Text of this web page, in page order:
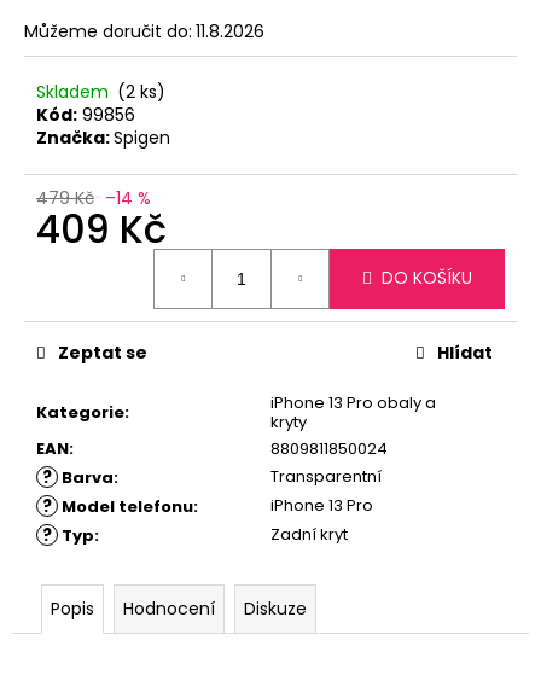
Můžeme doručit do: 11.8.2026
Skladem (2 ks)
Kód: 99856
Značka:Spigen
479 Kč –14 %
409 Kč
DO KOŠÍKU
Kategorie:
iPhone 13 Pro obaly a
kryty
EAN: 8809811850024
? Barva: Transparentní
? Model telefonu: iPhone 13 Pro
? Typ: Zadní kryt
Zeptat se Hlídat
Popis Hodnocení Diskuze
D
o
p
o
č
e